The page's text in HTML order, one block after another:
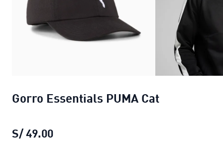
Gorro Essentials PUMA Cat
S/ 49.00